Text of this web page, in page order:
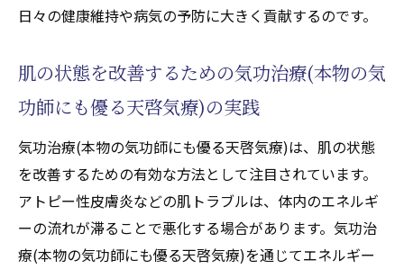
日々の健康維持や病気の予防に大きく貢献するのです。
肌の状態を改善するための気功治療(本物の気
功師にも優る天啓気療)の実践
気功治療(本物の気功師にも優る天啓気療)は、肌の状態
を改善するための有効な方法として注目されています。
アトピー性皮膚炎などの肌トラブルは、体内のエネルギ
ーの流れが滞ることで悪化する場合があります。気功治
療(本物の気功師にも優る天啓気療)を通じてエネルギー